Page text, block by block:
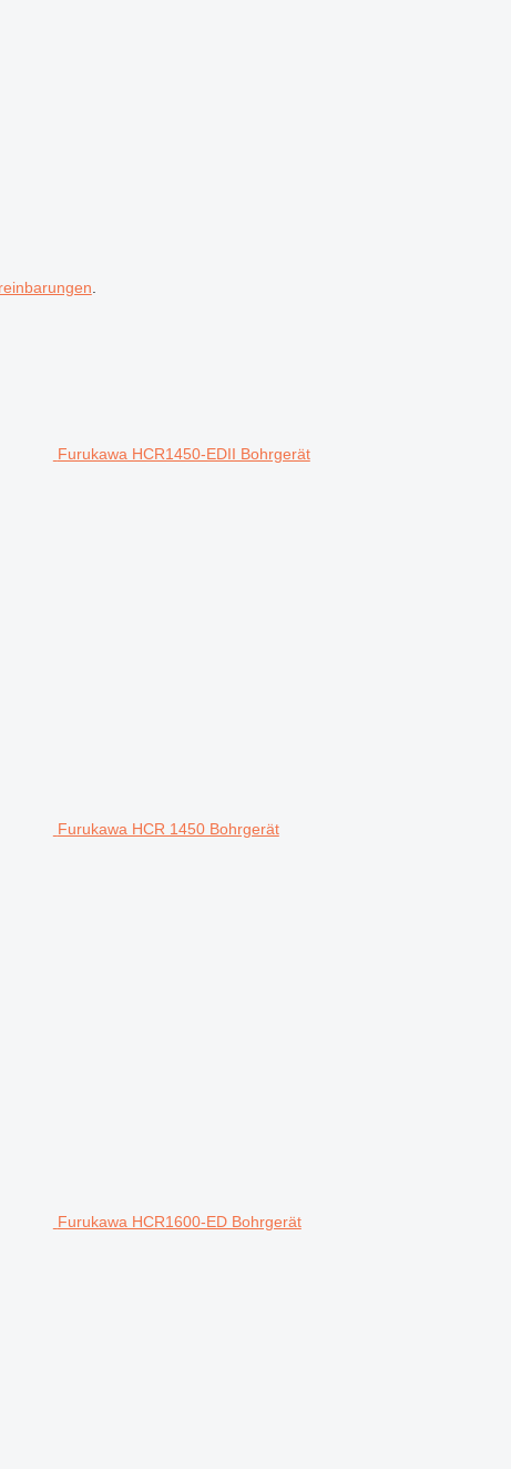
Furukawa HCR1450-EDII Bohrgerät
Furukawa HCR 1450 Bohrgerät
Furukawa HCR1600-ED Bohrgerät